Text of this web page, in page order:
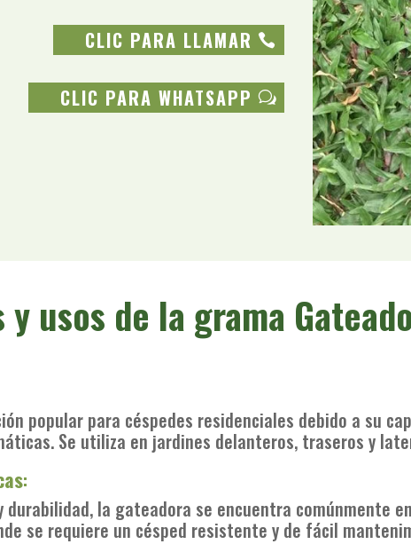
CLIC PARA LLAMAR
CLIC PARA WHATSAPP
usos de la grama
popular para céspedes residenciales debido a su
Se utiliza en jardines delanteros, traseros y
:
durabilidad, la gateadora se encuentra comúnmente
se requiere un césped resistente y de fácil